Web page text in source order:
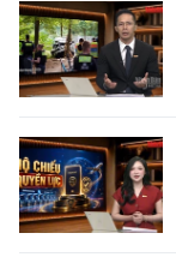
ENGLISH
中文
FRANÇAIS
РУССКИЙ